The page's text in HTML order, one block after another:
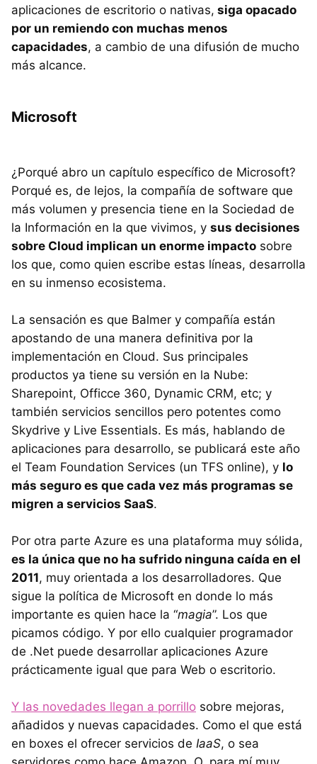
aplicaciones de escritorio o nativas, siga opacado
por un remiendo con muchas menos
capacidades, a cambio de una difusión de mucho
más alcance.
Microsoft
¿Porqué abro un capítulo específico de Microsoft?
Porqué es, de lejos, la compañía de software que
más volumen y presencia tiene en la Sociedad de
la Información en la que vivimos, y sus decisiones
sobre Cloud implican un enorme impacto sobre
los que, como quien escribe estas líneas, desarrolla
en su inmenso ecosistema.
La sensación es que Balmer y compañía están
apostando de una manera definitiva por la
implementación en Cloud. Sus principales
productos ya tiene su versión en la Nube:
Sharepoint, Officce 360, Dynamic CRM, etc; y
también servicios sencillos pero potentes como
Skydrive y Live Essentials. Es más, hablando de
aplicaciones para desarrollo, se publicará este año
el Team Foundation Services (un TFS online), y lo
más seguro es que cada vez más programas se
migren a servicios SaaS.
Por otra parte Azure es una plataforma muy sólida,
es la única que no ha sufrido ninguna caída en el
2011, muy orientada a los desarrolladores. Que
sigue la política de Microsoft en donde lo más
importante es quien hace la “magia”. Los que
picamos código. Y por ello cualquier programador
de .Net puede desarrollar aplicaciones Azure
prácticamente igual que para Web o escritorio.
Y las novedades llegan a porrillo sobre mejoras,
añadidos y nuevas capacidades. Como el que está
en boxes el ofrecer servicios de IaaS, o sea